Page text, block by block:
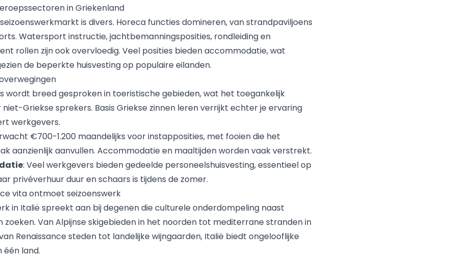
in Griekenland
is divers. Horeca functies domineren, van strandpaviljoens
Watersport instructie, jachtbemanningsposities, rondleiding en
rollen zijn ook overvloedig. Veel posities bieden accommodatie, wat
de beperkte huisvesting op populaire eilanden.
wordt breed gesproken in toeristische gebieden, wat het toegankelijk
Griekse sprekers. Basis Griekse zinnen leren verrijkt echter je ervaring
werkgevers.
€700-1.200 maandelijks voor instapposities, met fooien die het
aanzienlijk aanvullen. Accommodatie en maaltijden worden vaak verstrekt.
: Veel werkgevers bieden gedeelde personeelshuisvesting, essentieel op
privéverhuur duur en schaars is tijdens de zomer.
vita ontmoet seizoenswerk
in Italiëspreekt aan bij degenen die culturele onderdompeling naast
zoeken. Van Alpijnse skigebieden in het noorden tot mediterrane stranden in
Renaissance steden tot landelijke wijngaarden, Italië biedt ongelooflijke
één land.